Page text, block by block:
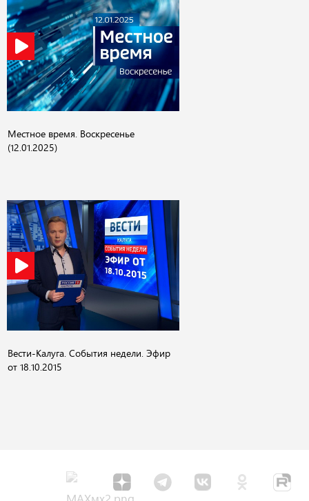
Местное время. Воскресенье
(12.01.2025)
Вести-Калуга. События недели. Эфир
от 18.10.2015